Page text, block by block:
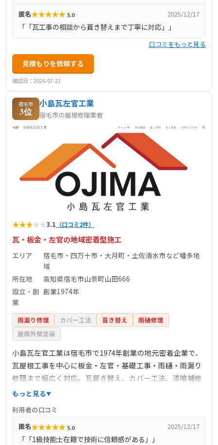
匿名★★★★★ 5.0 2025/12/17
「「瓦工事の相談から葺き替えまで丁寧に対応」」
口コミをもっと見る
見積もりを依頼する
確認日：2026-07-21
宿毛市
3位
小島瓦左官工業
宿毛市の屋根修理業者
★★★★★3.1 （口コミ2件）
瓦・板金・左官の地域密着型施工
エリア
宿毛市・四万十市・大月町・土佐清水市など幡多地
域
所在地
高知県宿毛市山奈町山田666
設立・創
業
創業1974年
雨漏り修理 カバー工法 葺き替え
雨樋修理
屋根外壁塗装
小島瓦左官工業は宿毛市で1974年創業の地元密着企業で、
瓦屋根工事を中心に板金・左官・基礎工事・雨樋・雨漏り
修理まで幅広く対応。瓦葺き替え、カバー工法、漆喰補修
にも対応可能で、工法選択も相談可能。職人4名体制で地元
Googleサイトで施工事例、Instagramでも活動発信。許可
番号あり。地域に信頼される施工会社です。
もっと見る
利用者の口コミ
匿名★★★★★ 5.0 2025/12/17
「「1級技能士在籍で技術に信頼感がある」」